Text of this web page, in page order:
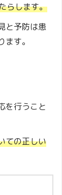
らします。
と予防は患
す。
を行うこと
ての正しい